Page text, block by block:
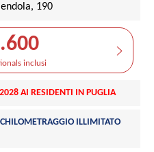
190
inclusi
AI RESIDENTI IN PUGLIA
ILLIMITATO